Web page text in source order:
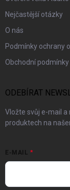
Nejčastější otázky
O nás
Podmínky ochrany
Obchodní podmínky
ODEBÍRAT
Vložte svůj e-mail
produktech na
E-MAIL